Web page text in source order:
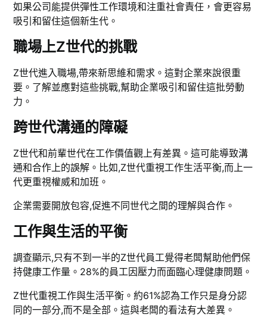
如果公司能提供彈性工作環境和注重社會責任，會更容易
吸引和留住這個新生代。
職場上Z世代的挑戰
Z世代進入職場,帶來新思維和需求。這對企業來說很重
要。了解並應對這些挑戰,幫助企業吸引和留住這批勞動
力。
跨世代溝通的障礙
Z世代和前輩世代在工作價值觀上有差異。這可能導致溝
通和合作上的誤解。比如,Z世代重視工作生活平衡,而上一
代更重視權威和加班。
企業需要開放包容,促進不同世代之間的理解與合作。
工作與生活的平衡
調查顯示,只有不到一半的Z世代員工覺得老闆幫助他們保
持健康工作量。28%的員工因壓力而面臨心理健康問題。
Z世代重視工作與生活平衡。約61%認為工作只是身分認
同的一部分,而不是全部。這與老闆的看法有大差異。